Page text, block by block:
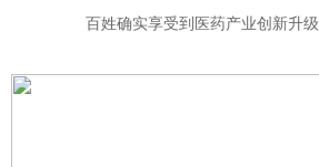
百姓确实享受到医药产业创新升级